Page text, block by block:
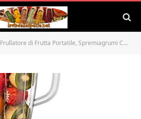
Frullatore di Frutta Portatile, Spremiagrumi Centrifuga di Frutta A Bocca Larga – Estrattore di Succo – Acciaio Inossidabile-400 Watt